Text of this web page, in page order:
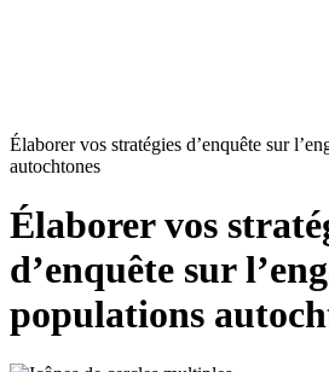
Élaborer vos stratégies d’enquête sur
autochtones
Élaborer vos
d’enquête sur
populations